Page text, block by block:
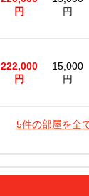
円
円
222,000
円
15,000
円
5件の部屋を全